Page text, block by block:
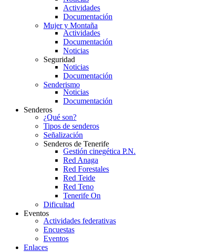
Actividades
Documentación
Mujer y Montaña
Actividades
Documentación
Noticias
Seguridad
Noticias
Documentación
Senderismo
Noticias
Documentación
Senderos
¿Qué son?
Tipos de senderos
Señalización
Senderos de Tenerife
Gestión cinegética P.N.
Red Anaga
Red Forestales
Red Teide
Red Teno
Tenerife On
Dificultad
Eventos
Actividades federativas
Encuestas
Eventos
Enlaces